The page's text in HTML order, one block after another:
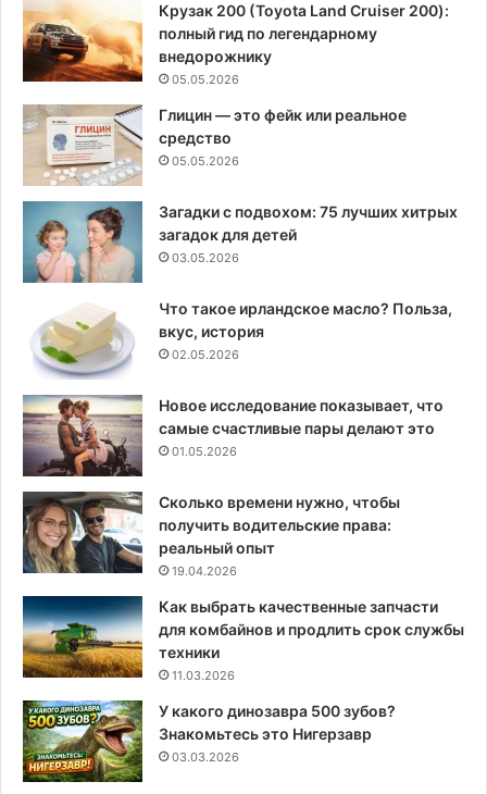
Крузак 200 (Toyota Land Cruiser 200):
полный гид по легендарному
внедорожнику
05.05.2026
Глицин — это фейк или реальное
средство
05.05.2026
Загадки с подвохом: 75 лучших хитрых
загадок для детей
03.05.2026
Что такое ирландское масло? Польза,
вкус, история
02.05.2026
Новое исследование показывает, что
самые счастливые пары делают это
01.05.2026
Сколько времени нужно, чтобы
получить водительские права:
реальный опыт
19.04.2026
Как выбрать качественные запчасти
для комбайнов и продлить срок службы
техники
11.03.2026
У какого динозавра 500 зубов?
Знакомьтесь это Нигерзавр
03.03.2026